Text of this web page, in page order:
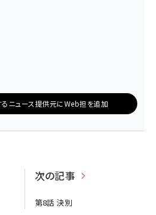
ニュース提供元にWeb担を追加
次の記事
第8話 決別